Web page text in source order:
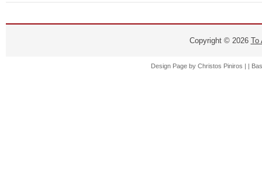
Copyright © 2026 Το
Design Page by Christos Piniros | |